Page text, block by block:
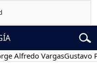
VargasGustavo Petro